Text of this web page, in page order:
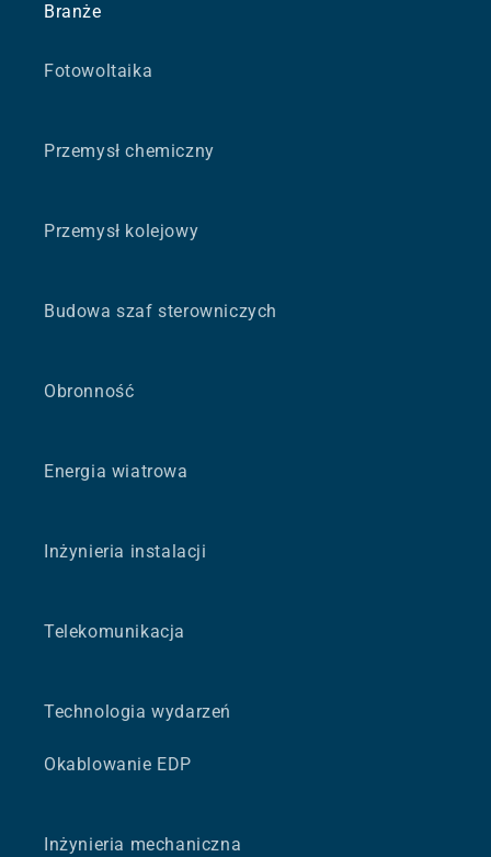
Branże
Fotowoltaika
Przemysł chemiczny
Przemysł kolejowy
Budowa szaf sterowniczych
Obronność
Energia wiatrowa
Inżynieria instalacji
Telekomunikacja
Technologia wydarzeń
Okablowanie EDP
Inżynieria mechaniczna